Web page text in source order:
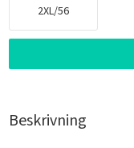
2XL/56
Beskrivning